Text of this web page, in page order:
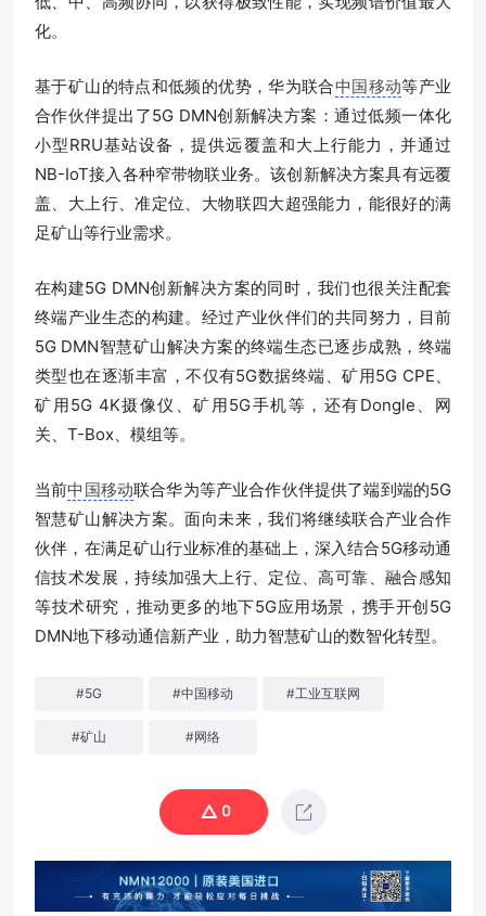
化。
基于矿山的特点和低频的优势，华为联合中国移动等产业
合作伙伴提出了5G DMN创新解决方案：通过低频一体化
小型RRU基站设备，提供远覆盖和大上行能力，并通过
NB-IoT接入各种窄带物联业务。该创新解决方案具有远覆
盖、大上行、准定位、大物联四大超强能力，能很好的满
足矿山等行业需求。
在构建5G DMN创新解决方案的同时，我们也很关注配套
终端产业生态的构建。经过产业伙伴们的共同努力，目前
5G DMN智慧矿山解决方案的终端生态已逐步成熟，终端
类型也在逐渐丰富，不仅有5G数据终端、矿用5G CPE、
矿用5G 4K摄像仪、矿用5G手机等，还有Dongle、网
关、T-Box、模组等。
当前中国移动联合华为等产业合作伙伴提供了端到端的5G
智慧矿山解决方案。面向未来，我们将继续联合产业合作
伙伴，在满足矿山行业标准的基础上，深入结合5G移动通
信技术发展，持续加强大上行、定位、高可靠、融合感知
等技术研究，推动更多的地下5G应用场景，携手开创5G
DMN地下移动通信新产业，助力智慧矿山的数智化转型。
#5G #中国移动 #工业互联网
#矿山 #网络
0